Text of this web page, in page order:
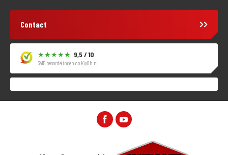
Contact
9,5 / 10
3415 beoordelingen op KiyOh.nl